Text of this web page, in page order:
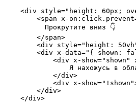
<div style=" height: 60px;
<span x-on:click.prevent
Прокрутите вниз 👇
</span>
<div style=" height: 50vh
<div x-data=" { shown:
<div x-show=" shown "
Я нахожусь в
</div>
<div x-show=" !shown "
</div>
</div>